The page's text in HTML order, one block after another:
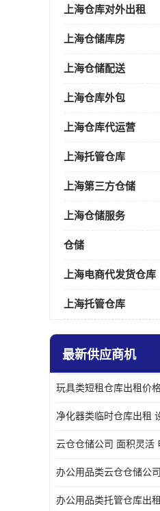
上海仓库对外出租
上海仓储库房
上海仓储配送
上海仓库外包
上海仓库代运营
上海托管仓库
上海第三方仓储
上海仓储服务
仓储
上海电商代发货仓库
上海托管仓库
最新供应商机